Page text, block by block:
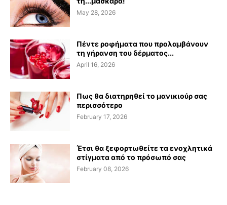
May 28, 2026
Πέντε ροφήματα που προλαμβάνουν
τη γήρανση του δέρματος...
April 16, 2026
Πως θα διατηρηθεί το μανικιούρ σας
περισσότερο
February 17, 2026
Έτσι θα ξεφορτωθείτε τα ενοχλητικά
στίγματα από το πρόσωπό σας
February 08, 2026